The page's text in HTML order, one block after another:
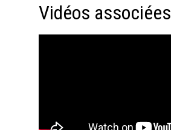
Vidéos associées